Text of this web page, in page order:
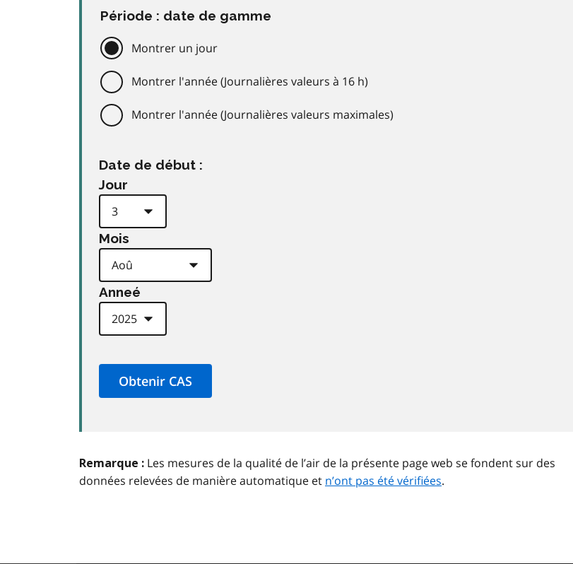
Période : date de gamme
Montrer un jour
Montrer l'année (Journalières valeurs à 16 h)
Montrer l'année (Journalières valeurs maximales)
Date de début :
Jour
Mois
Anneé
Remarque : Les mesures de la qualité de l’air de la présente page web se fondent sur des
données relevées de manière automatique et n’ont pas été vérifiées.